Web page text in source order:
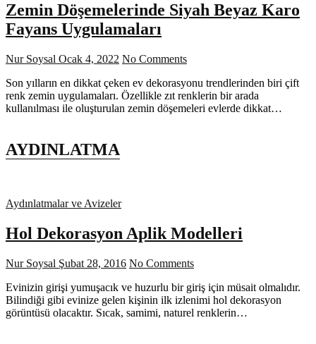
Zemin Döşemelerinde Siyah Beyaz Karo
Fayans Uygulamaları
Nur Soysal Ocak 4, 2022 No Comments
Son yılların en dikkat çeken ev dekorasyonu trendlerinden biri çift
renk zemin uygulamaları. Özellikle zıt renklerin bir arada
kullanılması ile oluşturulan zemin döşemeleri evlerde dikkat…
AYDINLATMA
Aydınlatmalar ve Avizeler
Hol Dekorasyon Aplik Modelleri
Nur Soysal Şubat 28, 2016 No Comments
Evinizin girişi yumuşacık ve huzurlu bir giriş için müsait olmalıdır.
Bilindiği gibi evinize gelen kişinin ilk izlenimi hol dekorasyon
görüntüsü olacaktır. Sıcak, samimi, naturel renklerin…